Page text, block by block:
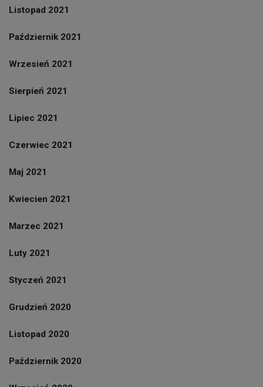
Listopad 2021
Październik 2021
Wrzesień 2021
Sierpień 2021
Lipiec 2021
Czerwiec 2021
Maj 2021
Kwiecien 2021
Marzec 2021
Luty 2021
Styczeń 2021
Grudzień 2020
Listopad 2020
Październik 2020